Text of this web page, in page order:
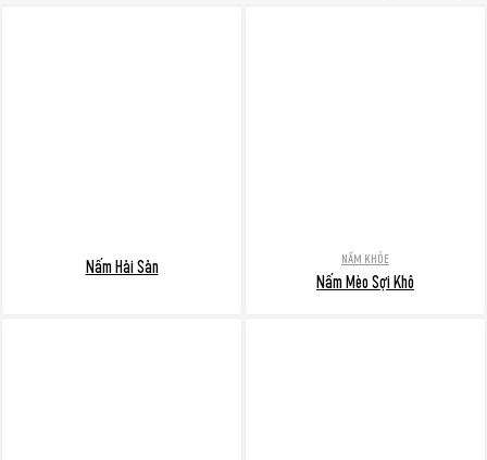
Nấm Hải Sản NẤM KHỎE
Nấm Mèo Sợi Khô